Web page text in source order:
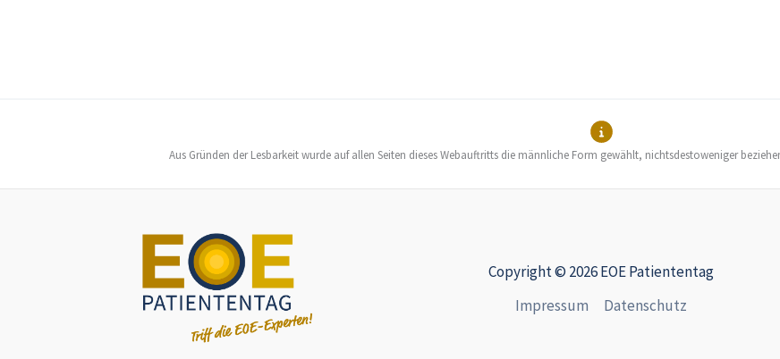
Aus Gründen der Lesbarkeit wurde auf allen Seiten dieses Webauftritts die männliche Form gewählt, nichtsdestoweniger
Copyright © 2026 EOE Patiententag
Impressum
Datenschutz